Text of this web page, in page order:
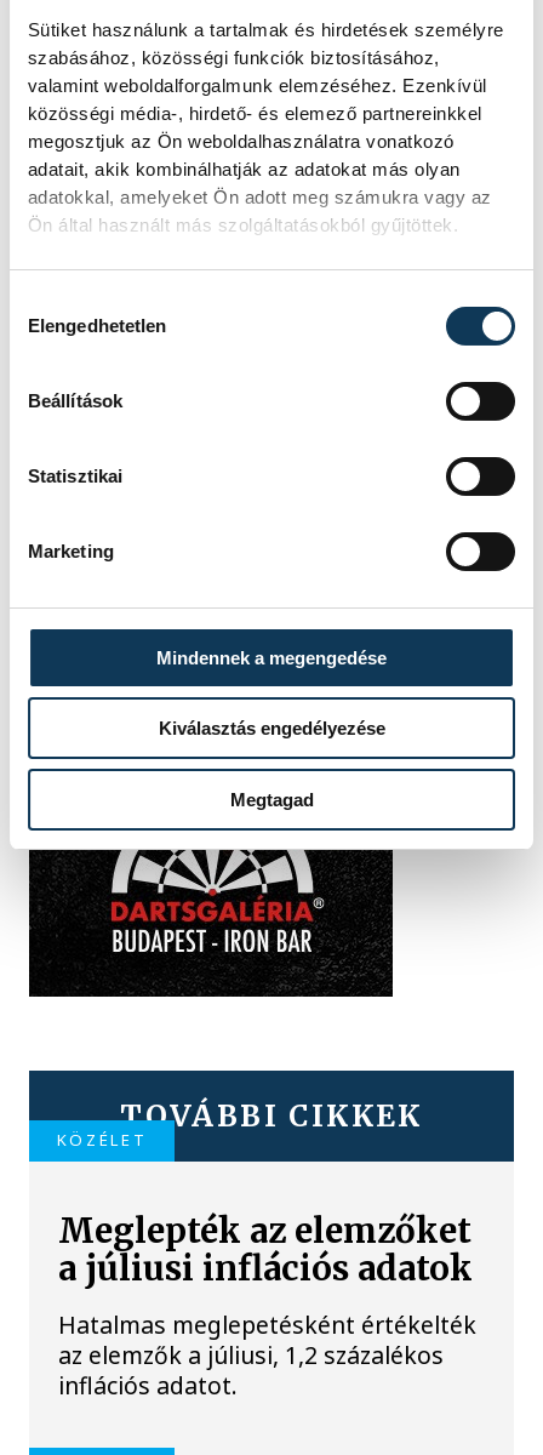
Sütiket használunk a tartalmak és hirdetések személyre
szabásához, közösségi funkciók biztosításához,
valamint weboldalforgalmunk elemzéséhez. Ezenkívül
közösségi média-, hirdető- és elemező partnereinkkel
megosztjuk az Ön weboldalhasználatra vonatkozó
adatait, akik kombinálhatják az adatokat más olyan
adatokkal, amelyeket Ön adott meg számukra vagy az
Ön által használt más szolgáltatásokból gyűjtöttek.
Elengedhetetlen
Beállítások
Statisztikai
Marketing
Mindennek a megengedése
Kiválasztás engedélyezése
Megtagad
vehir.hu
TOVÁBBI CIKKEK
KÖZÉLET
Meglepték az elemzőket
a júliusi inflációs adatok
Hatalmas meglepetésként értékelték
az elemzők a júliusi, 1,2 százalékos
inflációs adatot.